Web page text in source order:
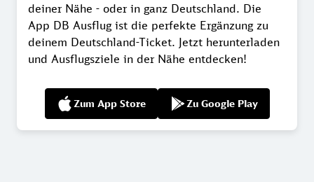
deiner Nähe - oder in ganz Deutschland. Die
App DB Ausflug ist die perfekte Ergänzung zu
deinem Deutschland-Ticket. Jetzt herunterladen
und Ausflugsziele in der Nähe entdecken!
Zum App Store Zu Google Play